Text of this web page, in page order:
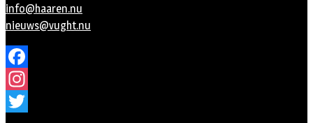
info@haaren.nu
nieuws@vught.nu
Facebook
Instagram